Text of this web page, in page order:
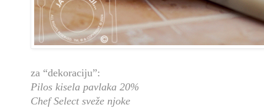
za “dekoraciju”:
Pilos kisela pavlaka 20%
Chef Select sveže njoke